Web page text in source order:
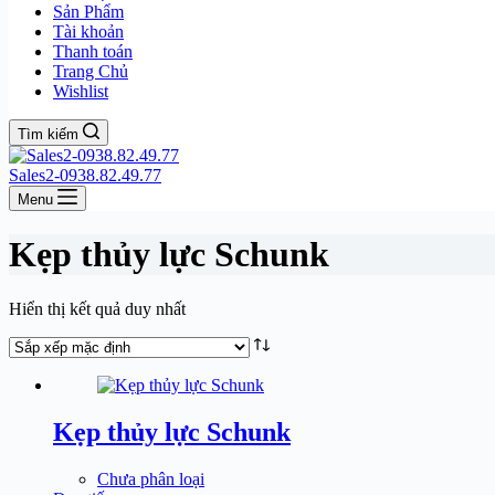
Sản Phẩm
Tài khoản
Thanh toán
Trang Chủ
Wishlist
Tìm kiếm
Sales2-0938.82.49.77
Menu
Kẹp thủy lực Schunk
Hiển thị kết quả duy nhất
Kẹp thủy lực Schunk
Chưa phân loại